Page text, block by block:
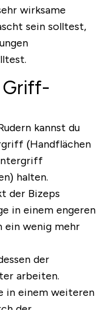
wirksame
sein solltest,
Griff-
kannst du
(Handflächen
halten.
der Bizeps
in einem engeren
ein wenig mehr
der
arbeiten.
in einem weiteren